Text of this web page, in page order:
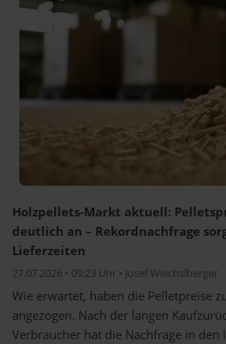
Holzpellets-Markt aktuell:
deutlich an – Rekordnachfrage
Lieferzeiten
27.07.2026 • 09:23 Uhr • Josef Weichslberger
Wie erwartet, haben die Pelletpreise
angezogen. Nach der langen
Verbraucher hat die Nachfrage in den